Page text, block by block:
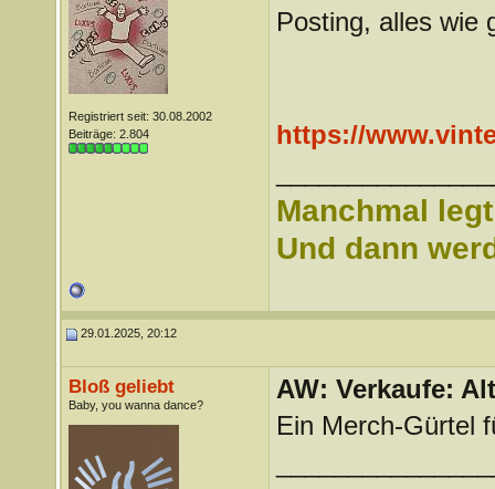
Registriert seit: 30.08.2002
Beiträge: 2.804
Posting, alles wie
https://
Manchmal
Und dann
29.01.2025, 20:12
Bloß geliebt
Baby, you wanna dance?
AW: Verkaufe:
Ein Merch-Gürtel